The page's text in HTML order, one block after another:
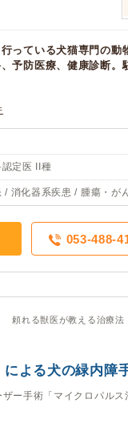
っている犬猫専門の動
予防医療、健康診断。
定医 II種
/ 消化器系疾患 / 腫瘍・が
053-488-
頼れる獣医が教える治療
よる犬の緑内障
ー手術「マイクロパルス